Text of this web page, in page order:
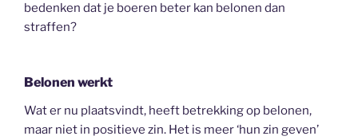
bedenken dat je boeren beter kan belonen dan
straffen?
Belonen werkt
Wat er nu plaatsvindt, heeft betrekking op belonen,
maar niet in positieve zin. Het is meer ‘hun zin geven’